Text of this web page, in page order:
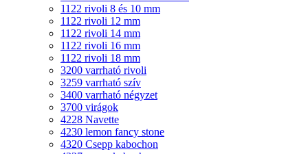
1122 rivoli 8 és 10 mm
1122 rivoli 12 mm
1122 rivoli 14 mm
1122 rivoli 16 mm
1122 rivoli 18 mm
3200 varrható rivoli
3259 varrható szív
3400 varrható négyzet
3700 virágok
4228 Navette
4230 lemon fancy stone
4320 Csepp kabochon